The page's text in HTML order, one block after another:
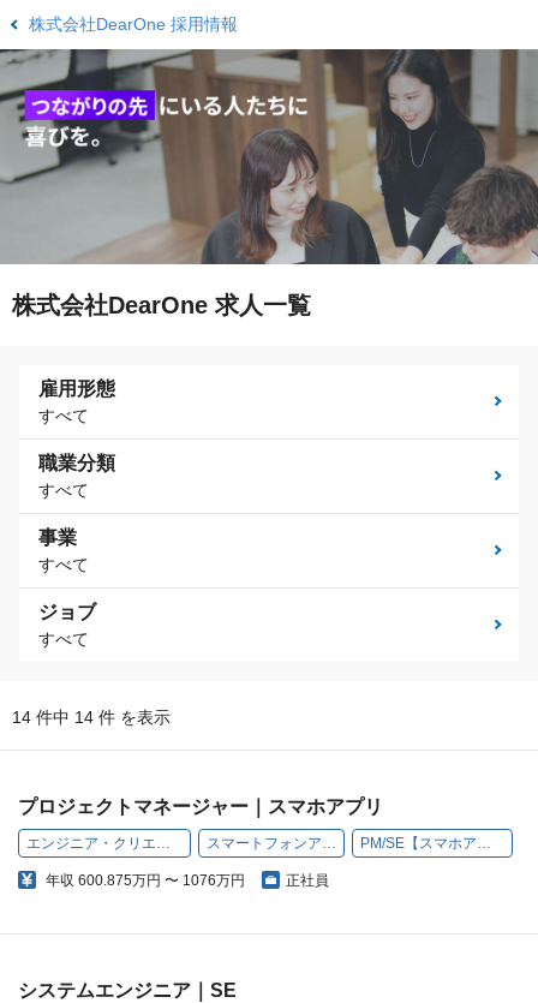
株式会社DearOne 採用情報
株式会社DearOne 求人一覧
雇用形態
すべて
職業分類
すべて
事業
すべて
ジョブ
すべて
14 件中 14 件 を表示
プロジェクトマネージャー｜スマホアプリ
エンジニア・クリエイター スマートフォンアプリ PM/SE【スマホアプリ】
年収 600.875万円 〜 1076万円 正社員
システムエンジニア｜SE